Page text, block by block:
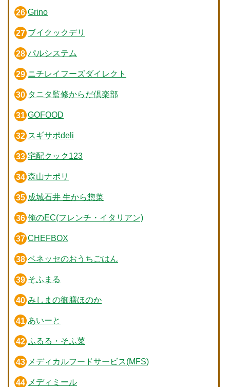
Grino
ブイクックデリ
パルシステム
ニチレイフーズダイレクト
タニタ監修からだ倶楽部
GOFOOD
スギサポdeli
宅配クック123
森山ナポリ
成城石井 生から惣菜
俺のEC(フレンチ・イタリアン)
CHEFBOX
ベネッセのおうちごはん
そふまる
みしまの御膳ほのか
あいーと
ふるる・そふ菜
メディカルフードサービス(MFS)
メディミール